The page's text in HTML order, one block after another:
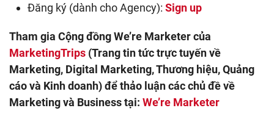
Đăng ký (dành cho Agency): Sign up
Tham gia Cộng đồng We’re Marketer của
MarketingTrips (Trang tin tức trực tuyến về
Marketing, Digital Marketing, Thương hiệu, Quảng
cáo và Kinh doanh) để thảo luận các chủ đề về
Marketing và Business tại: We’re Marketer